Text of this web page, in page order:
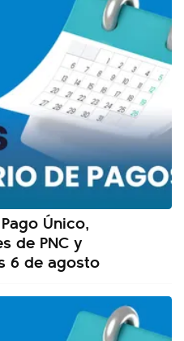
Único,
de PNC y
6 de agosto